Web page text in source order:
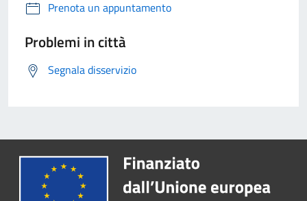
Prenota un appuntamento
Problemi in città
Segnala disservizio